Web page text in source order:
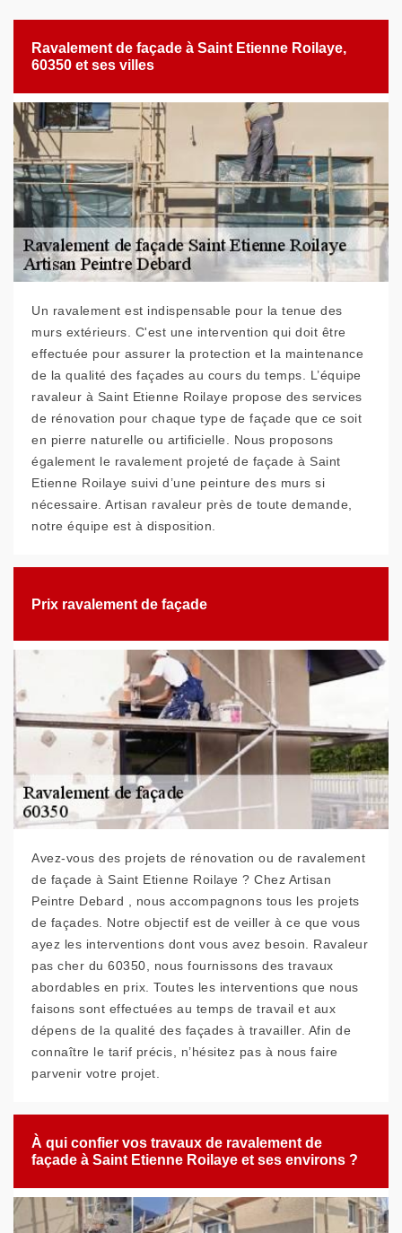
Ravalement de façade à Saint Etienne Roilaye,
60350 et ses villes
Un ravalement est indispensable pour la tenue des
murs extérieurs. C'est une intervention qui doit être
effectuée pour assurer la protection et la maintenance
de la qualité des façades au cours du temps. L’équipe
ravaleur à Saint Etienne Roilaye propose des services
de rénovation pour chaque type de façade que ce soit
en pierre naturelle ou artificielle. Nous proposons
également le ravalement projeté de façade à Saint
Etienne Roilaye suivi d’une peinture des murs si
nécessaire. Artisan ravaleur près de toute demande,
notre équipe est à disposition.
Prix ravalement de façade
Avez-vous des projets de rénovation ou de ravalement
de façade à Saint Etienne Roilaye ? Chez Artisan
Peintre Debard , nous accompagnons tous les projets
de façades. Notre objectif est de veiller à ce que vous
ayez les interventions dont vous avez besoin. Ravaleur
pas cher du 60350, nous fournissons des travaux
abordables en prix. Toutes les interventions que nous
faisons sont effectuées au temps de travail et aux
dépens de la qualité des façades à travailler. Afin de
connaître le tarif précis, n’hésitez pas à nous faire
parvenir votre projet.
À qui confier vos travaux de ravalement de
façade à Saint Etienne Roilaye et ses environs ?